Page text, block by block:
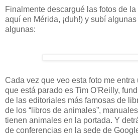
Finalmente descargué las fotos de
aquí en Mérida, ¡duh!) y subí
algunas:
Cada vez que veo esta foto me entra
que está parado es Tim O'Reilly,
de las editoriales más famosas de
de los “libros de animales”,
tienen animales en la portada. Y
de conferencias en la sede de